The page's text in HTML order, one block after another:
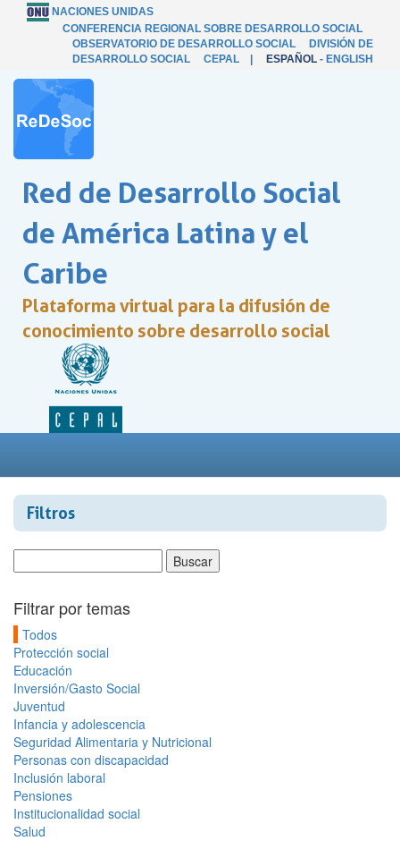
NACIONES UNIDAS
CONFERENCIA REGIONAL SOBRE DESARROLLO SOCIAL
OBSERVATORIO DE DESARROLLO SOCIAL
DIVISIÓN DE
DESARROLLO SOCIAL
CEPAL ESPAÑOL - ENGLISH
Red de Desarrollo Social
de América Latina y el
Caribe
Plataforma virtual para la difusión de
conocimiento sobre desarrollo social
Filtros
Filtrar por temas
Todos
Protección social
Educación
Inversión/Gasto Social
Juventud
Infancia y adolescencia
Seguridad Alimentaria y Nutricional
Personas con discapacidad
Inclusión laboral
Pensiones
Institucionalidad social
Salud